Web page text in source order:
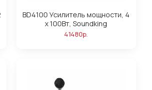
BD4100 Усилитель мощности, 4
х 100Вт, Soundking
41480р.